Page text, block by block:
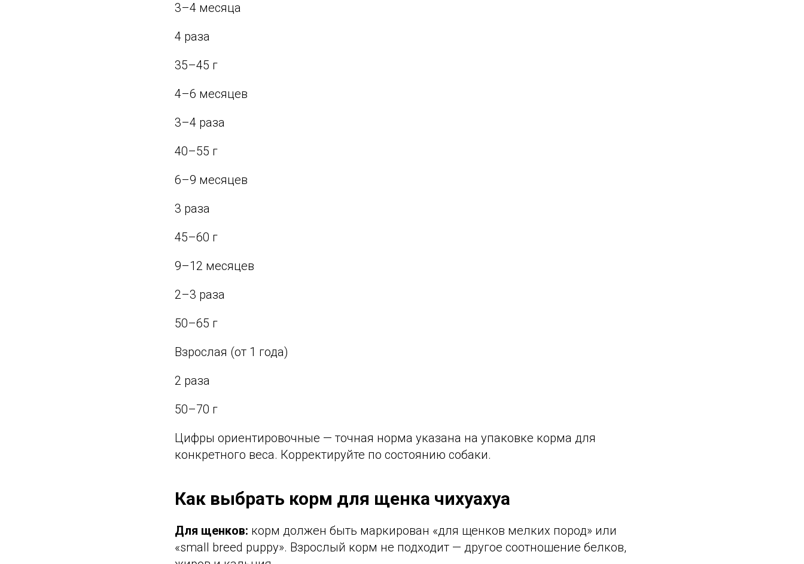
3–4 месяца
4 раза
35–45 г
4–6 месяцев
3–4 раза
40–55 г
6–9 месяцев
3 раза
45–60 г
9–12 месяцев
2–3 раза
50–65 г
Взрослая (от 1 года)
2 раза
50–70 г
Цифры ориентировочные — точная норма указана на упаковке корма для
конкретного веса. Корректируйте по состоянию собаки.
Как выбрать корм для щенка чихуахуа
Для щенков: корм должен быть маркирован «для щенков мелких пород» или
«small breed puppy». Взрослый корм не подходит — другое соотношение белков,